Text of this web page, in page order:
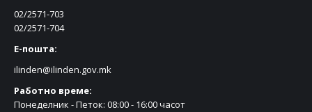
02/2571-703
02/2571-704
Е-пошта:
ilinden@ilinden.gov.mk
Работно време:
Понеделник - Петок: 08:00 - 16:00 часот